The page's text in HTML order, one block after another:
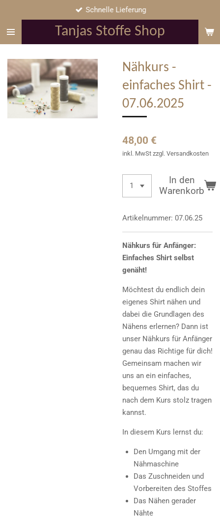
springen
Tanjas Stoffe Shop
Schnelle Lieferung
Nähkurs -
einfaches Shirt -
07.06.2025
48,00 €
inkl. MwSt zzgl. Versandkosten
In den
Warenkorb
Artikelnummer: 07.06.25
Nähkurs für Anfänger:
Einfaches Shirt selbst
genäht!
Möchtest du endlich dein
eigenes Shirt nähen und
dabei die Grundlagen des
Nähens erlernen? Dann ist
unser Nähkurs für Anfänger
genau das Richtige für dich!
Gemeinsam machen wir
uns an ein einfaches,
bequemes Shirt, das du
nach dem Kurs stolz tragen
kannst.
In diesem Kurs lernst du:
Den Umgang mit der
Nähmaschine
Das Zuschneiden und
Vorbereiten des Stoffes
Das Nähen gerader
Nähte